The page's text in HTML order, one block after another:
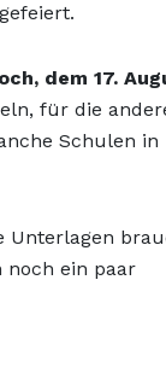
gefeiert.
dem 17.
für die
Schulen in
Unterlagen
ein paar